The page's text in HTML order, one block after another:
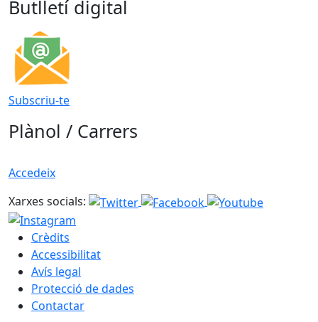
Butlletí digital
Subscriu-te
Plànol / Carrers
Accedeix
Xarxes socials:
Crèdits
Accessibilitat
Avís legal
Protecció de dades
Contactar